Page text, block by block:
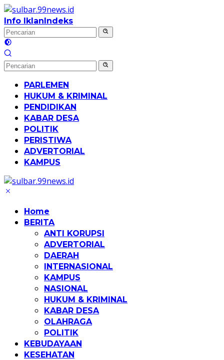
Langsung
ke
konten
Info IklanIndeks
PARLEMEN
HUKUM & KRIMINAL
PENDIDIKAN
KABAR DESA
POLITIK
PERISTIWA
ADVERTORIAL
KAMPUS
Home
BERITA
ANTI KORUPSI
ADVERTORIAL
DAERAH
INTERNASIONAL
KAMPUS
NASIONAL
HUKUM & KRIMINAL
KABAR DESA
OLAHRAGA
POLITIK
KEBUDAYAAN
KESEHATAN